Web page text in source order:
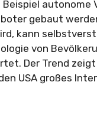
gebaut
kann
von
Der Trend
USA großes